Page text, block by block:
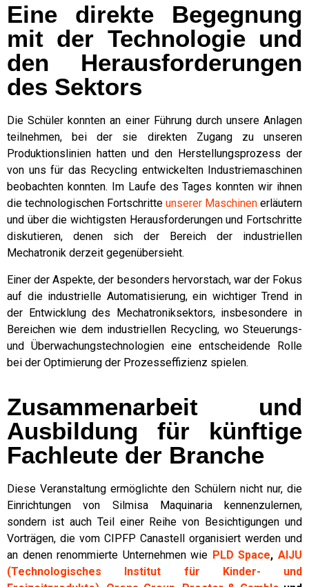
Eine direkte Begegnung
mit der Technologie und
den Herausforderungen
des Sektors
Die Schüler konnten an einer Führung durch unsere Anlagen
teilnehmen, bei der sie direkten Zugang zu unseren
Produktionslinien hatten und den Herstellungsprozess der
von uns für das Recycling entwickelten Industriemaschinen
beobachten konnten. Im Laufe des Tages konnten wir ihnen
die technologischen Fortschritte unserer Maschinen erläutern
und über die wichtigsten Herausforderungen und Fortschritte
diskutieren, denen sich der Bereich der industriellen
Mechatronik derzeit gegenübersieht.
Einer der Aspekte, der besonders hervorstach, war der Fokus
auf die industrielle Automatisierung, ein wichtiger Trend in
der Entwicklung des Mechatroniksektors, insbesondere in
Bereichen wie dem industriellen Recycling, wo Steuerungs-
und Überwachungstechnologien eine entscheidende Rolle
bei der Optimierung der Prozesseffizienz spielen.
Zusammenarbeit und
Ausbildung für künftige
Fachleute der Branche
Diese Veranstaltung ermöglichte den Schülern nicht nur, die
Einrichtungen von Silmisa Maquinaria kennenzulernen,
sondern ist auch Teil einer Reihe von Besichtigungen und
Vorträgen, die vom CIPFP Canastell organisiert werden und
an denen renommierte Unternehmen wie PLD Space,AIJU
(Technologisches Institut für Kinder- und